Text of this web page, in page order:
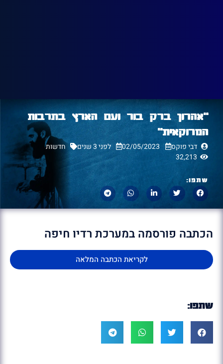
״אהרון ברק בור ועם הארץ בתרבות
המרוקאית״
דבי פוקס 02/05/2023 לפני 3 שנים
חדשות
32,213
שתפו:
הכתבה פורסמה במערכת רדיו חיפה
לקריאת הכתבה המלאה
שתפו: